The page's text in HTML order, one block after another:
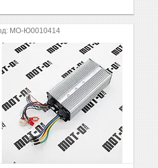
MO-Ю0010414